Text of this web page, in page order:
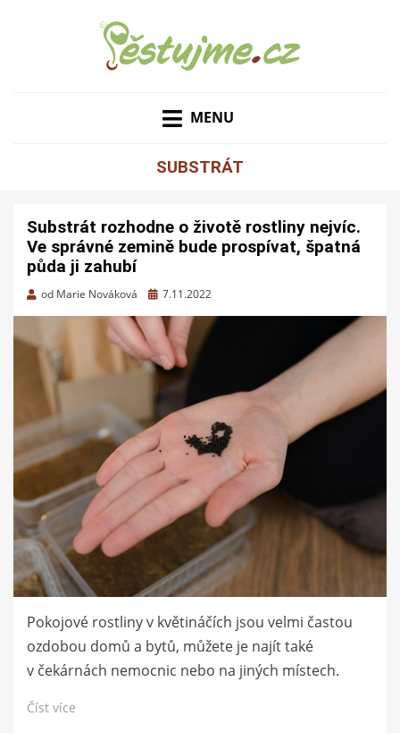
MENU
SUBSTRÁT
Substrát rozhodne o životě rostliny nejvíc.
Ve správné zemině bude prospívat, špatná
půda ji zahubí
od Marie Nováková
Zveřejněno
7.11.2022
Pokojové rostliny v květináčích jsou velmi častou
ozdobou domů a bytů, můžete je najít také
v čekárnách nemocnic nebo na jiných místech.
Číst více